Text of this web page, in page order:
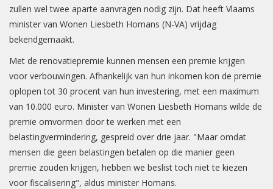
zullen wel twee aparte aanvragen nodig zijn. Dat heeft Vlaams
minister van Wonen Liesbeth Homans (N-VA) vrijdag
bekendgemaakt.
Met de renovatiepremie kunnen mensen een premie krijgen
voor verbouwingen. Afhankelijk van hun inkomen kon de premie
oplopen tot 30 procent van hun investering, met een maximum
van 10.000 euro. Minister van Wonen Liesbeth Homans wilde de
premie omvormen door te werken met een
belastingvermindering, gespreid over drie jaar. "Maar omdat
mensen die geen belastingen betalen op die manier geen
premie zouden krijgen, hebben we beslist toch niet te kiezen
voor fiscalisering", aldus minister Homans.